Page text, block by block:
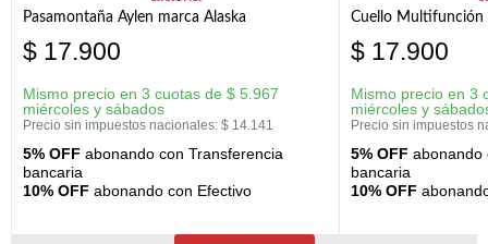
Pasamontaña Aylen marca Alaska
$ 17.900
Mismo precio en 3 cuotas de $ 5.967
miércoles y sábados
Precio sin impuestos nacionales: $ 14.141
5% OFF abonando con Transferencia
bancaria
10% OFF abonando con Efectivo
Cuello Multifunción
$ 17.900
Mismo precio en 3
miércoles y
Precio sin impuestos
5% OFF abonando
bancaria
10% OFF